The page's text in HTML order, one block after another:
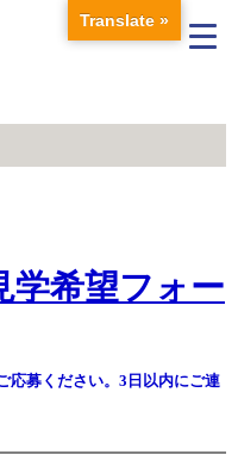
学希望フォー
応募ください。3日以内にご連
Translate »